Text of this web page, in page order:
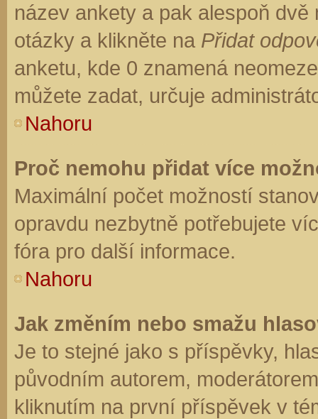
název ankety a pak alespoň
otázky a klikněte na Přidat
anketu, kde 0 znamená
můžete zadat, určuje
Nahoru
Proč nemohu přidat více
Maximální počet možností
opravdu nezbytně potřebujete
fóra pro další informace.
Nahoru
Jak změním nebo smažu
Je to stejné jako s příspěvky,
původním autorem,
kliknutím na první příspěvek v